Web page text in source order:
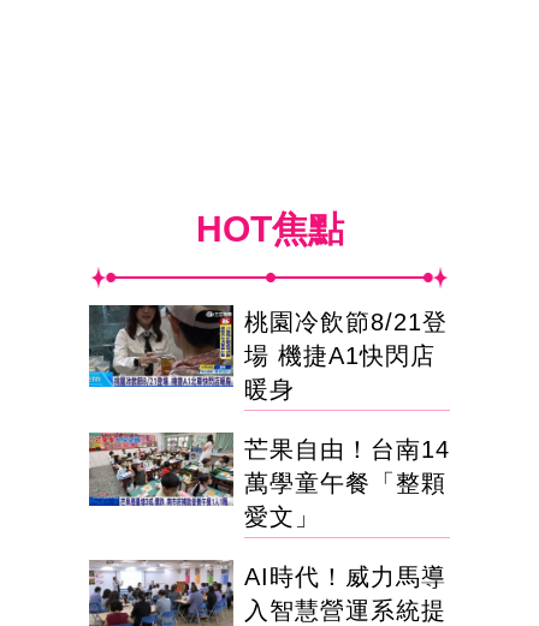
HOT焦點
桃園冷飲節8/21登
場 機捷A1快閃店
暖身
芒果自由！台南14
萬學童午餐「整顆
愛文」
AI時代！威力馬導
入智慧營運系統提